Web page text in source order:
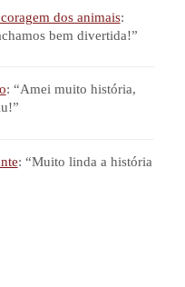
dos animais:
bem divertida!”
: “Amei muito história,
”
: “Muito linda a história